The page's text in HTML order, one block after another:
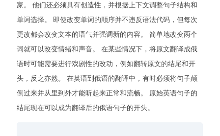
家。 他们还必须具有创造性，并根据上下文调整句子结构和
单词选择。 即使改变单词的顺序并不违反语法代码，但每次
更改都会改变文本的语气并强调新的内容。 简单地改变两个
词就可以改变情绪和声音。 在某些情况下，将原文翻译成俄
语时可能需要进行戏剧性的改动，例如翻转原文的结尾和开
头，反之亦然。 在英语到俄语的翻译中，有时必须将句子颠
倒过来并从里到外才能听起来正常和流畅。 原始英语句子的
结尾现在可以成为翻译后的俄语句子的开头。